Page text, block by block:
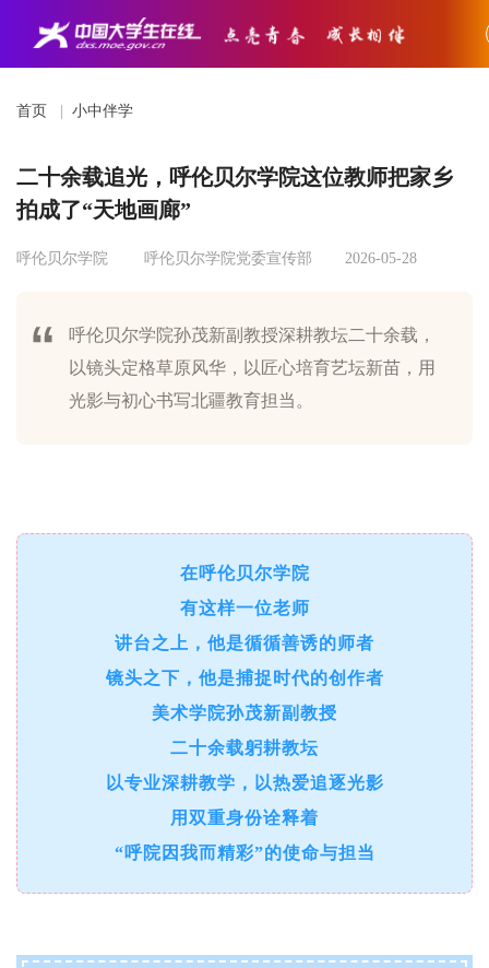
首页 小中伴学
二十余载追光，呼伦贝尔学院这位教师把家乡
拍成了“天地画廊”
呼伦贝尔学院 呼伦贝尔学院党委宣传部 2026-05-28
呼伦贝尔学院孙茂新副教授深耕教坛二十余载，
以镜头定格草原风华，以匠心培育艺坛新苗，用
光影与初心书写北疆教育担当。
在呼伦贝尔学院
有这样一位老师
讲台之上，他是循循善诱的师者
镜头之下，他是捕捉时代的创作者
美术学院孙茂新副教授
二十余载躬耕教坛
以专业深耕教学，以热爱追逐光影
用双重身份诠释着
“呼院因我而精彩”的使命与担当